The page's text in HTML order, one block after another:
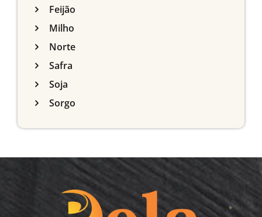
Feijão
Milho
Norte
Safra
Soja
Sorgo